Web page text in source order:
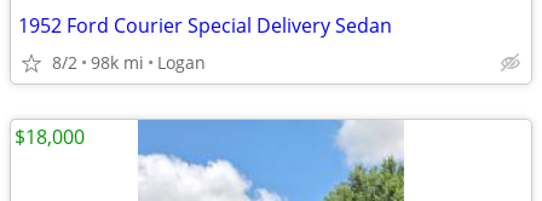
1952 Ford Courier Special Delivery Sedan
8/2 98k mi Logan
$18,000